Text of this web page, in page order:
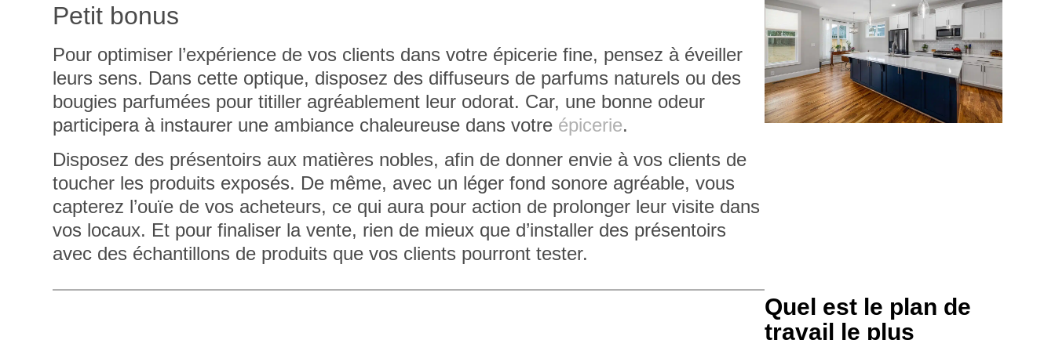
Petit bonus
Pour optimiser l’expérience de vos clients dans votre épicerie fine, pensez à éveiller
leurs sens. Dans cette optique, disposez des diffuseurs de parfums naturels ou des
bougies parfumées pour titiller agréablement leur odorat. Car, une bonne odeur
participera à instaurer une ambiance chaleureuse dans votre épicerie.
Disposez des présentoirs aux matières nobles, afin de donner envie à vos clients de
toucher les produits exposés. De même, avec un léger fond sonore agréable, vous
capterez l’ouïe de vos acheteurs, ce qui aura pour action de prolonger leur visite dans
vos locaux. Et pour finaliser la vente, rien de mieux que d’installer des présentoirs
avec des échantillons de produits que vos clients pourront tester.
Quel est le plan de
travail le plus